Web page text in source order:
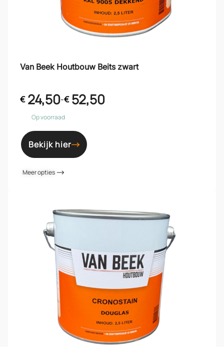
Van Beek Houtbouw Beits zwart
€24,50-€52,50
Op voorraad
Bekijk hier
Meer opties